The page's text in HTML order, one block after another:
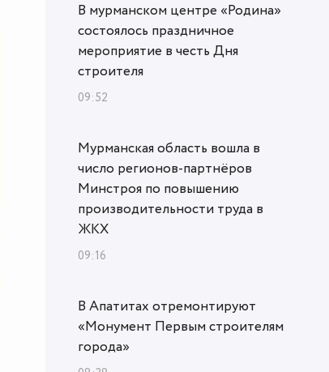
В мурманском центре «Родина»
состоялось праздничное
мероприятие в честь Дня
строителя
09:52
Мурманская область вошла в
число регионов-партнёров
Минстроя по повышению
производительности труда в
ЖКХ
09:16
В Апатитах отремонтируют
«Монумент Первым строителям
города»